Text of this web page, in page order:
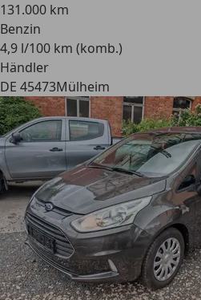
131.000 km
Benzin
4,9 l/100 km (komb.)
Händler
DE 45473Mülheim